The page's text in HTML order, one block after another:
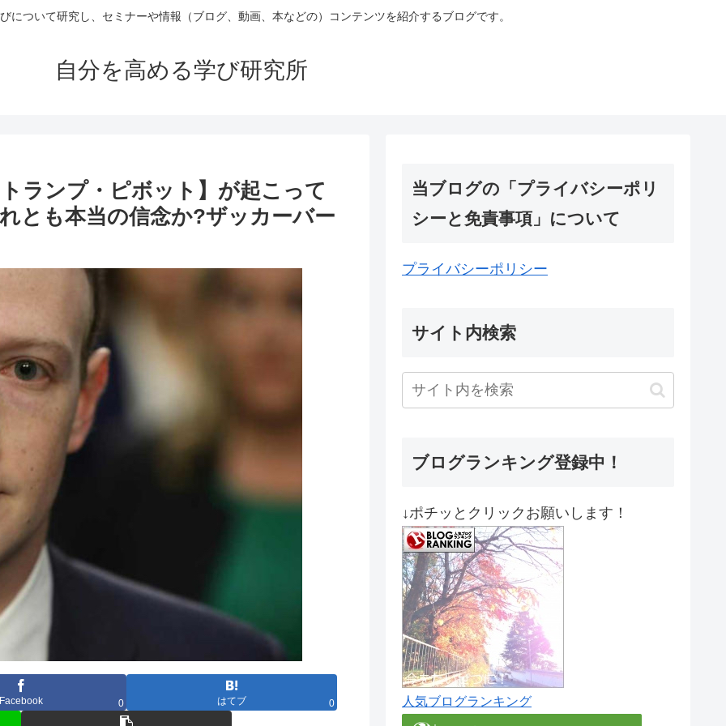
について研究し、セミナーや情報（ブログ、動画、本などの）コンテンツを紹介するブログです。
自分を高める学び研究所
ランプ・ピボット】が起こって
とも本当の信念か?ザッカーバー
Facebook 0 はてブ 0
当ブログの「プライバシーポリ
シーと免責事項」について
プライバシーポリシー
サイト内検索
ブログランキング登録中！
↓ポチッとクリックお願いします！
人気ブログランキング